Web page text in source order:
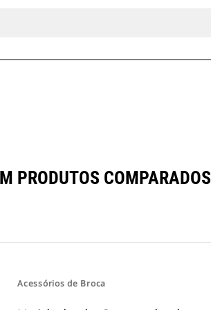
PRODUTOS COMPARADOS
Acessórios de Broca